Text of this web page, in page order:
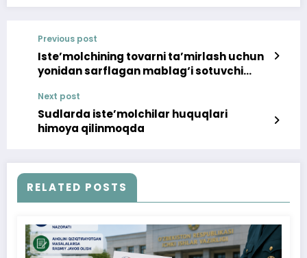
Previous post
Iste’molchining tovarni ta’mirlash uchun
yonidan sarflagan mablag‘i sotuvchi
Next post
Sudlarda iste’molchilar huquqlari
himoya qilinmoqda
RELATED POSTS